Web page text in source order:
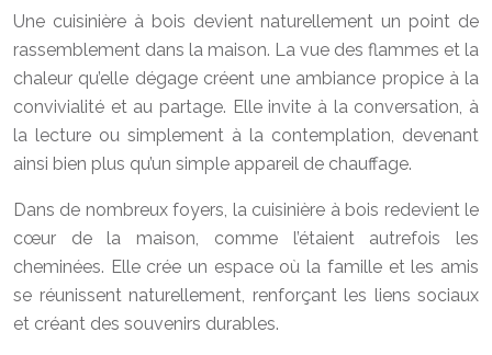
Une cuisinière à bois devient naturellement un point de
rassemblement dans la maison. La vue des flammes et la
chaleur qu’elle dégage créent une ambiance propice à la
convivialité et au partage. Elle invite à la conversation, à
la lecture ou simplement à la contemplation, devenant
ainsi bien plus qu’un simple appareil de chauffage.
Dans de nombreux foyers, la cuisinière à bois redevient le
cœur de la maison, comme l’étaient autrefois les
cheminées. Elle crée un espace où la famille et les amis
se réunissent naturellement, renforçant les liens sociaux
et créant des souvenirs durables.